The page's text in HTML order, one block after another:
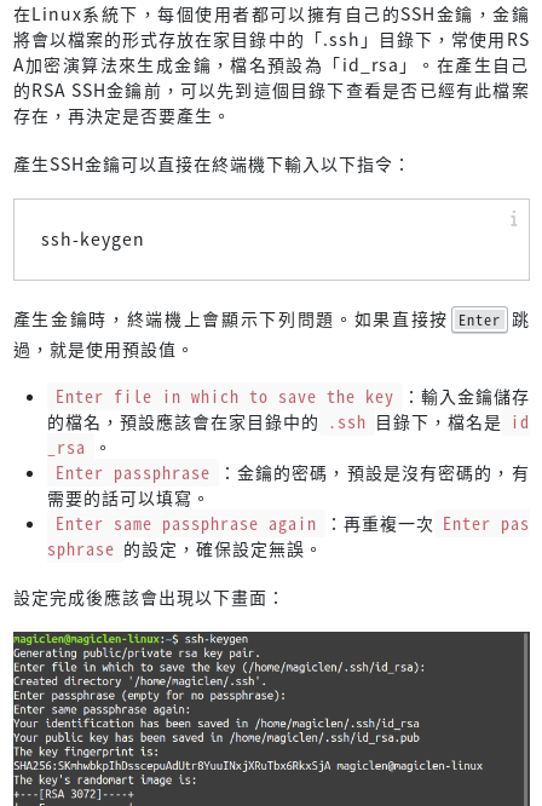
在Linux系統下，每個使用者都可以擁有自己的SSH金鑰，金鑰
將會以檔案的形式存放在家目錄中的「.ssh」目錄下，常使用RS
A加密演算法來生成金鑰，檔名預設為「id_rsa」。在產生自己
的RSA SSH金鑰前，可以先到這個目錄下查看是否已經有此檔案
存在，再決定是否要產生。
產生SSH金鑰可以直接在終端機下輸入以下指令：
ssh-keygen
產生金鑰時，終端機上會顯示下列問題。如果直接按 Enter
跳
過，就是使用預設值。
Enter file in which to save the key
：輸入金鑰儲存
的檔名，預設應該會在家目錄中的 .ssh 目錄下，檔名是 id
_rsa
。
Enter passphrase
：金鑰的密碼，預設是沒有密碼的，有
需要的話可以填寫。
Enter same passphrase again
：再重複一次 Enter pas
sphrase 的設定，確保設定無誤。
設定完成後應該會出現以下畫面：